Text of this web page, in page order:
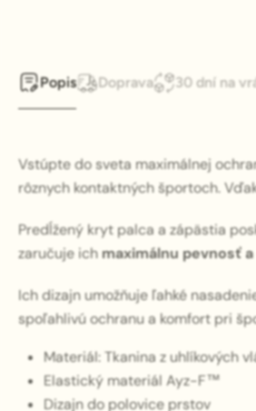
Popis Doprava 30 dní na
Vstúpte do sveta maximálnej
rôznych kontaktných športoch.
Predĺžený kryt palca a zápästia
zaručuje ichmaximálnu pevnosť
Ich dizajn umožňuje ľahké
spoľahlivú ochranu a komfort pri
Materiál: Tkanina z uhlíkových
Elastický materiál Ayz-F™
Dizajn do polovice prstov